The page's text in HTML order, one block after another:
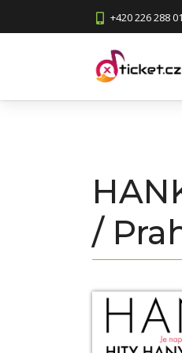
+420 226 288
/